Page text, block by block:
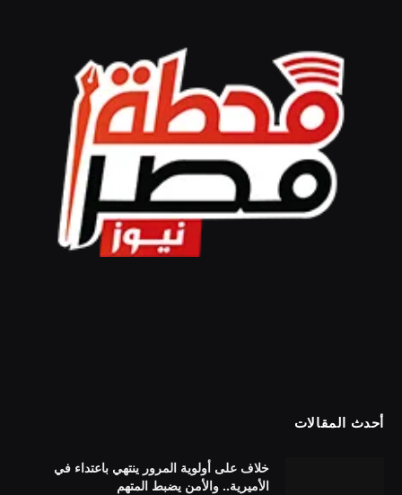
أحدث المقالات
خلاف على أولوية المرور ينتهي باعتداء في
الأميرية.. والأمن يضبط المتهم